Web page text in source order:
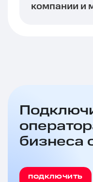
компании и
бизнеса
ПОДКЛЮЧИТЬ